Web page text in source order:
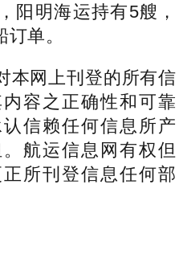
阳明海运持有5艘，
单。
网上刊登的所有信
容之正确性和可靠
信赖任何信息所产
航运信息网有权但
所刊登信息任何部